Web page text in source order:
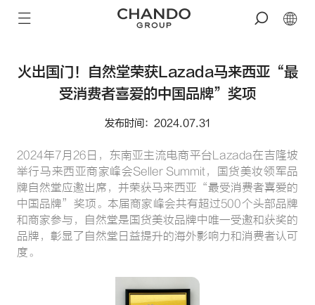
火出国门！自然堂荣获Lazada马来西亚“最
受消费者喜爱的中国品牌”奖项
发布时间：2024.07.31
2024年7月26日，东南亚主流电商平台Lazada在吉隆坡
举行马来西亚商家峰会Seller Summit，国货美妆领军品
牌自然堂应邀出席，并荣获马来西亚“最受消费者喜爱的
中国品牌”奖项。本届商家峰会共有超过500个头部品牌
和商家参与，自然堂是国货美妆品牌中唯一受邀和获奖的
品牌，彰显了自然堂日益提升的海外影响力和消费者认可
度。